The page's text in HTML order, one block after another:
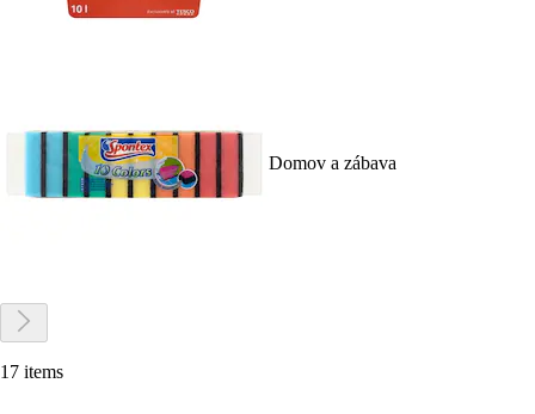
Domov a zábava
17 items